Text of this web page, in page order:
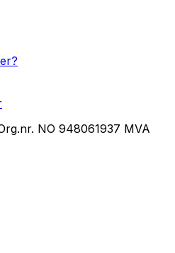
NO 948061937 MVA